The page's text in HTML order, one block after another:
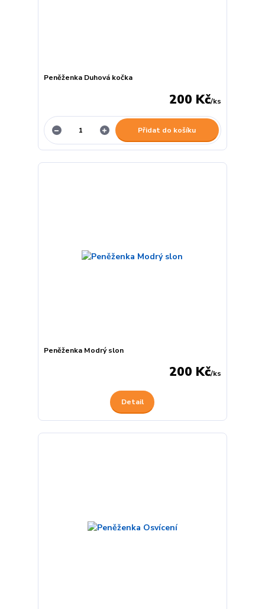
Peněženka Duhová kočka
200 Kč/ks
Přidat do košíku
Peněženka Modrý slon
200 Kč/ks
Detail